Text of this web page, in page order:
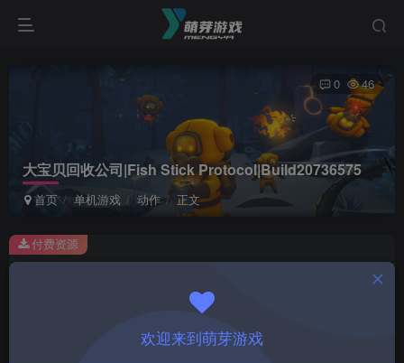
大宝贝回收公司|Fish Stick Protocol|Build20736575
首页 单机游戏 动作 正文
0 46
此内容为付费资源，请付费后查看
￥1
付费资源
欢迎来到萌芽游戏